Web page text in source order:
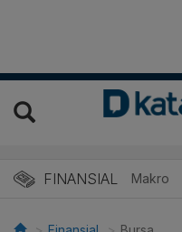
FINANSIAL Makro